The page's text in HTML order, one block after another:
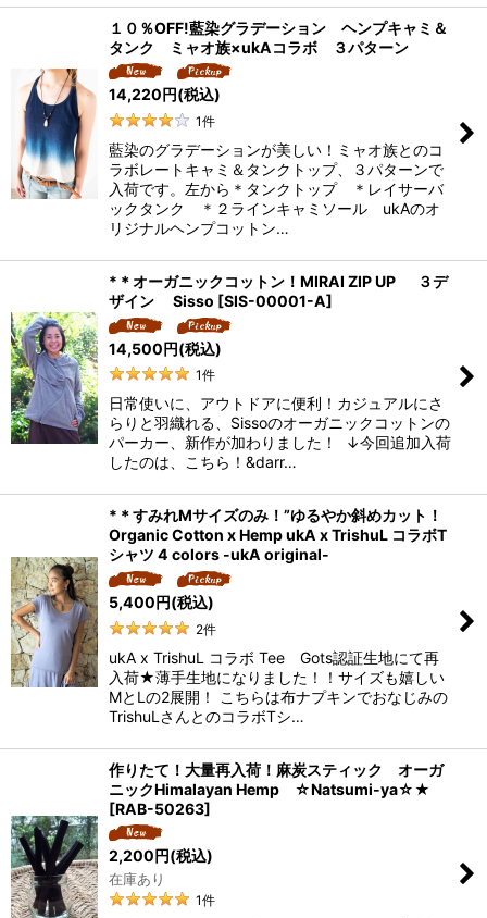
１０％OFF!藍染グラデーション ヘンプキャミ＆
タンク ミャオ族×ukAコラボ ３パターン
14,220円(税込)
1件
藍染のグラデーションが美しい！ミャオ族とのコ
ラボレートキャミ＆タンクトップ、３パターンで
入荷です。左から＊タンクトップ ＊レイサーバ
ックタンク ＊２ラインキャミソール ukAのオ
リジナルヘンプコットン…
*＊オーガニックコットン！MIRAI ZIP UP ３デ
ザイン Sisso [SIS-00001-A]
14,500円(税込)
1件
日常使いに、アウトドアに便利！カジュアルにさ
らりと羽織れる、Sissoのオーガニックコットンの
パーカー、新作が加わりました！ ↓今回追加入荷
したのは、こちら！&darr…
*＊すみれMサイズのみ！”ゆるやか斜めカット！
Organic Cotton x Hemp ukA x TrishuL コラボT
シャツ 4 colors -ukA original-
5,400円(税込)
2件
ukA x TrishuL コラボ Tee Gots認証生地にて再
入荷★薄手生地になりました！！サイズも嬉しい
MとLの2展開！ こちらは布ナプキンでおなじみの
TrishuLさんとのコラボTシ…
作りたて！大量再入荷！麻炭スティック オーガ
ニックHimalayan Hemp ☆Natsumi-ya☆★
[RAB-50263]
2,200円(税込)
在庫あり
1件